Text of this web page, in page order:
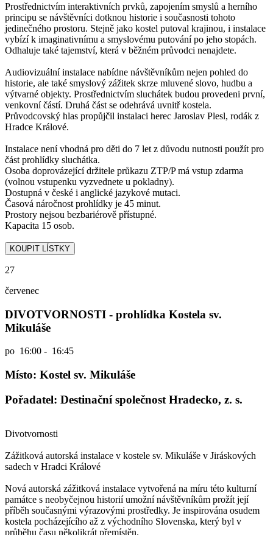
Prostřednictvím interaktivních prvků, zapojením smyslů a herního
principu se návštěvníci dotknou historie i současnosti tohoto
jedinečného prostoru. Stejně jako kostel putoval krajinou, i instalace
vybízí k imaginativnímu a smyslovému putování po jeho stopách.
Odhaluje také tajemství, která v běžném průvodci nenajdete.
Audiovizuální instalace nabídne návštěvníkům nejen pohled do
historie, ale také smyslový zážitek skrze mluvené slovo, hudbu a
výtvarné objekty. Prostřednictvím sluchátek budou provedeni první,
venkovní částí. Druhá část se odehrává uvnitř kostela.
Průvodcovský hlas propůjčil instalaci herec Jaroslav Plesl, rodák z
Hradce Králové.
Instalace není vhodná pro děti do 7 let z důvodu nutnosti použít pro
část prohlídky sluchátka.
Osoba doprovázející držitele průkazu ZTP/P má vstup zdarma
(volnou vstupenku vyzvednete u pokladny).
Dostupná v české i anglické jazykové mutaci.
Časová náročnost prohlídky je 45 minut.
Prostory nejsou bezbariérově přístupné.
Kapacita 15 osob.
27
červenec
DIVOTVORNOSTI - prohlídka Kostela sv.
Mikuláše
po 16:00 - 16:45
Místo: Kostel sv. Mikuláše
Pořadatel: Destinační společnost Hradecko, z. s.
Divotvornosti
Zážitková autorská instalace v kostele sv. Mikuláše v Jiráskových
sadech v Hradci Králové
Nová autorská zážitková instalace vytvořená na míru této kulturní
památce s neobyčejnou historií umožní návštěvníkům prožít její
příběh současnými výrazovými prostředky. Je inspirována osudem
kostela pocházejícího až z východního Slovenska, který byl v
průběhu času několikrát přemístěn.